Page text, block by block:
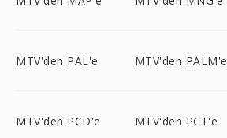
MTV'den PAL'e MTV'den PALM'e
MTV'den PCD'e MTV'den PCT'e